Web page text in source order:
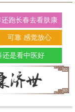
还跑长春去看肤康
可靠 感觉放心
还是看中医好